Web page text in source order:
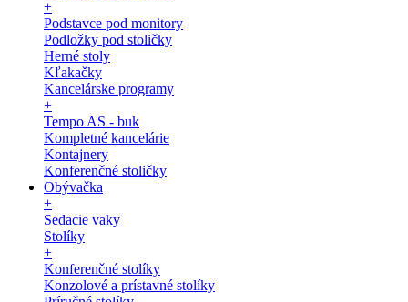
+
Podstavce pod monitory
Podložky pod stoličky
Herné stoly
Kľakačky
Kancelárske programy
+
Tempo AS - buk
Kompletné kancelárie
Kontajnery
Konferenčné stoličky
Obývačka
+
Sedacie vaky
Stolíky
+
Konferenčné stolíky
Konzolové a prístavné stolíky